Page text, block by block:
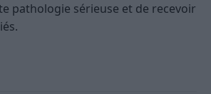
pathologie sérieuse et de recevoir